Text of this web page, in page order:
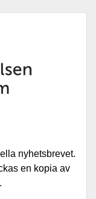
nyhetsbrevet.
en kopia av